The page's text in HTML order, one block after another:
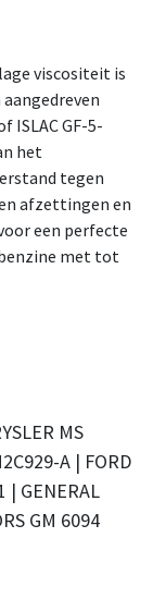
viscositeit is
ISLAC GF-5-
het
tegen
afzettingen en
een perfecte
met tot
MS
A | FORD
| GENERAL
GM 6094